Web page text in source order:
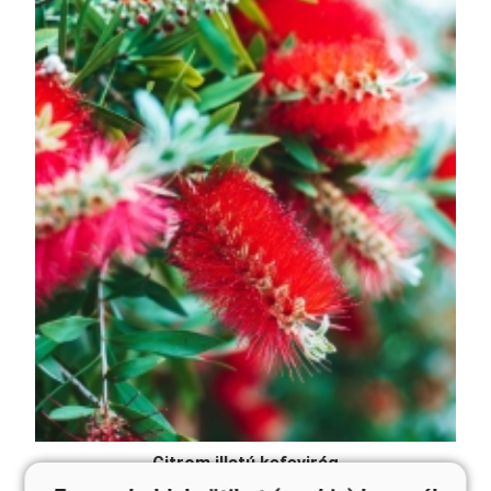
Citrom illatú kefevirág
Callistemon citrinus